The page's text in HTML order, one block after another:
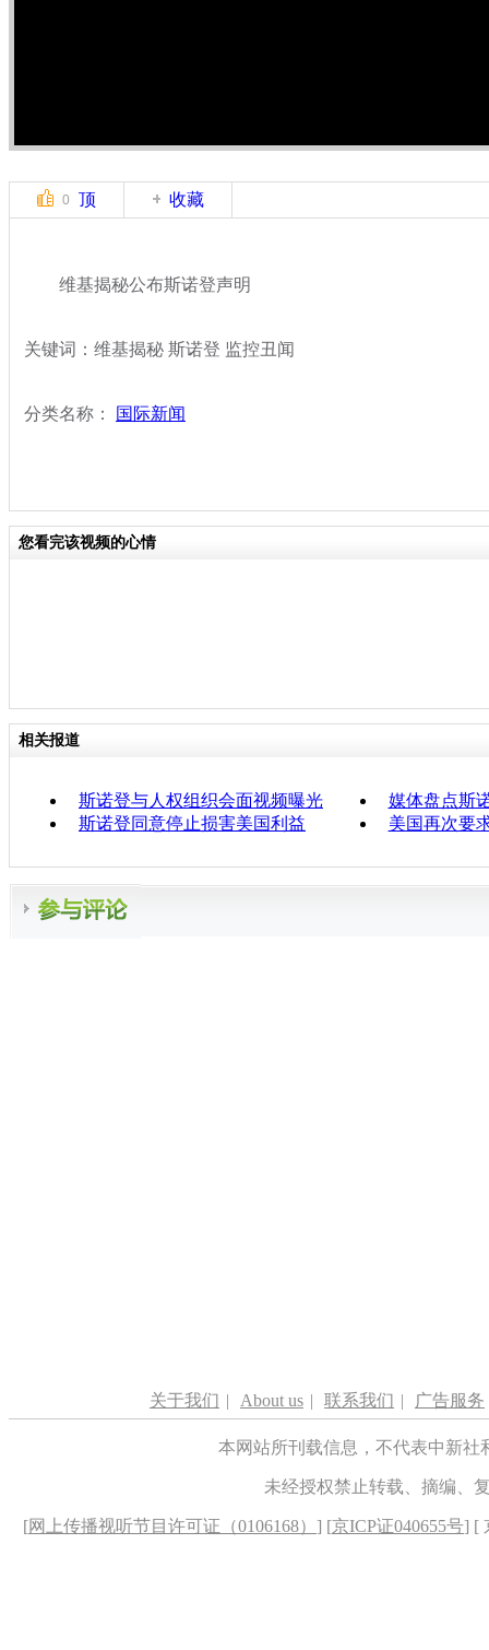
0 顶 收藏
维基揭秘公布斯诺登声明
关键词：维基揭秘 斯诺登 监控丑闻
分类名称： 国际新闻
您看完该视频的心情
相关报道
斯诺登与人权组织会面视频曝光
媒体盘点斯
斯诺登同意停止损害美国利益
美国再次要
关于我们 | About us | 联系我们 | 广告服务
本网站所刊载信息，不代表中新
未经授权禁止转载、摘编、
[网上传播视听节目许可证（0106168） ] [京ICP证040655号] [